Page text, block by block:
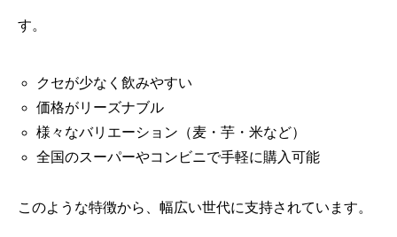
す。
クセが少なく飲みやすい
価格がリーズナブル
様々なバリエーション（麦・芋・米など）
全国のスーパーやコンビニで手軽に購入可能
このような特徴から、幅広い世代に支持されています。